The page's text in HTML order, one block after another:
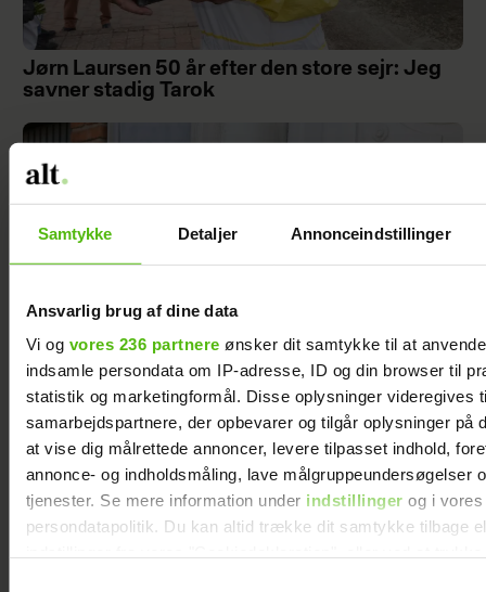
Samtykke Detaljer Annonceindstillinger
Ansvarlig brug af dine data
Vi og vores 236 partnere ønsker dit samtykke til at
indsamle persondata om IP-adresse, ID og din browser til
statistik og marketingformål. Disse oplysninger videregives
samarbejdspartnere, der opbevarer og tilgår oplysninger på
at vise dig målrettede annoncer, levere tilpasset indhold,
annonce- og indholdsmåling, lave målgruppeundersøgelser
tjenester. Se mere information under indstillinger og i vores
persondatapolitik. Du kan altid trække dit samtykke tilbage
Jørn Laursen 50 år efter den store sejr: Jeg
savner stadig Tarok
Simon fra “Nybyggerne” efter brud: Er flyttet
hjem